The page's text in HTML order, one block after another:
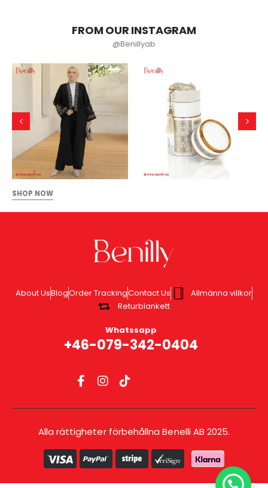
FROM OUR INSTAGRAM
@Benillyab
SHOP NOW
About UsBlogOrder TrackingContact Us
Allmänna villkor
Returblankett
Whatssapp
+46-079-342-0404
Alla rättigheter förbehållna Benelli AB 2025.